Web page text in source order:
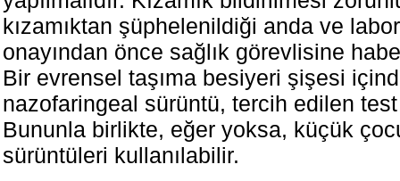
kızamıktan şüphelenildiği anda ve
onayından önce sağlık görevlisine
Bir evrensel taşıma besiyeri şişesi
nazofaringeal sürüntü, tercih edilen
Bununla birlikte, eğer yoksa, küçük
sürüntüleri kullanılabilir.